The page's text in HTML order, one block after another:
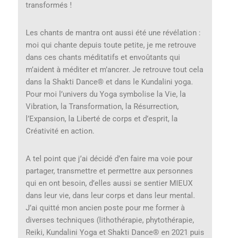
transformés !
Les chants de mantra ont aussi été une révélation :
moi qui chante depuis toute petite, je me retrouve
dans ces chants méditatifs et envoûtants qui
m’aident à méditer et m’ancrer. Je retrouve tout cela
dans la Shakti Dance® et dans le Kundalini yoga.
Pour moi l’univers du Yoga symbolise la Vie, la
Vibration, la Transformation, la Résurrection,
l’Expansion, la Liberté de corps et d’esprit, la
Créativité en action.
A tel point que j’ai décidé d’en faire ma voie pour
partager, transmettre et permettre aux personnes
qui en ont besoin, d’elles aussi se sentier MIEUX
dans leur vie, dans leur corps et dans leur mental.
J’ai quitté mon ancien poste pour me former à
diverses techniques (lithothérapie, phytothérapie,
Reiki, Kundalini Yoga et Shakti Dance® en 2021 puis